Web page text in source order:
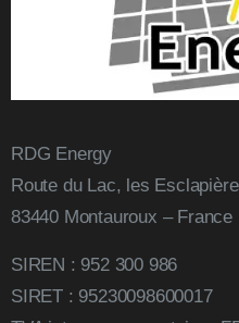
RDG Energy
Route du Lac, les
83440 Montauroux – France
SIREN : 952 300 986
SIRET : 95230098600017